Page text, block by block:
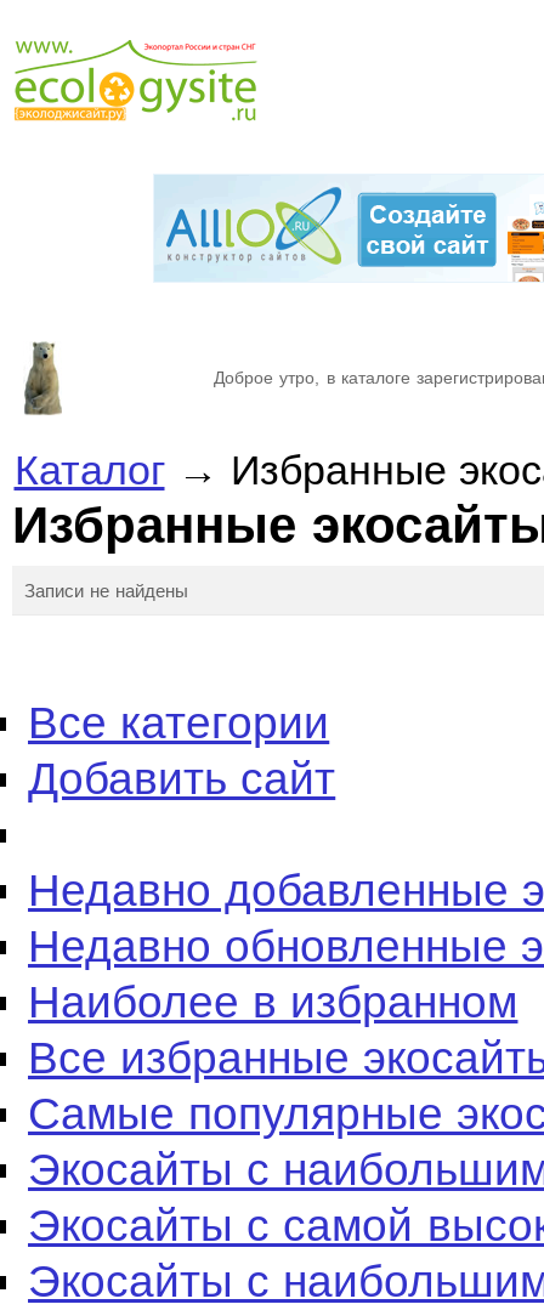
Доброе утро, в каталоге
Каталог→ Избранные
Избранные
Записи не найдены
Все категории
Добавить сайт
Недавно добавленные
Недавно обновленные
Наиболее в избранном
Все избранные
Самые популярные
Экосайты с
Экосайты с самой
Экосайты с